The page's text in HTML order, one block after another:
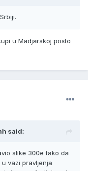
u Madjarskoj posto
said:
slike 300e tako da
vazi pravljenja